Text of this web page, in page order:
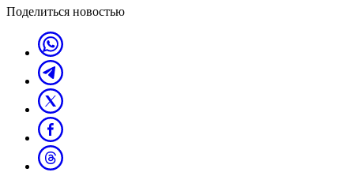
Поделиться новостью